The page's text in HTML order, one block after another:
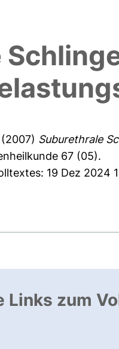
(2007) Suburethrale
67 (05).
19 Dez 2024
Links zum